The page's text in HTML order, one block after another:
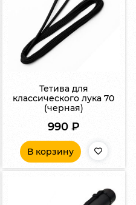
Тетива для
классического лука 70
(черная)
990 ₽
В корзину